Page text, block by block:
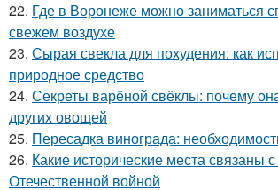
22. Где в Воронеже можно заниматься
свежем воздухе
23. Сырая свекла для похудения: как
природное средство
24. Секреты варёной свёклы: почему
других овощей
25. Пересадка винограда:
26. Какие исторические места связаны
Отечественной войной